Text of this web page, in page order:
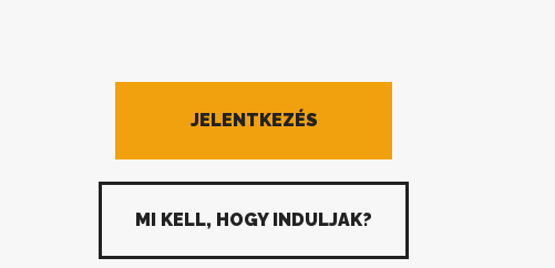
JELENTKEZÉS
MI KELL, HOGY INDULJAK?